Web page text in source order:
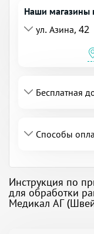
Наши магазины
ул. Азина, 42
Бесплатная
Способы
Инструкция по
для обработки
Медикал АГ